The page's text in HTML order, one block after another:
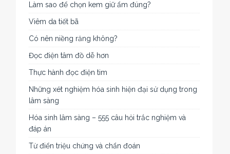
Làm sao để chọn kem giữ ẩm đúng?
Viêm da tiết bã
Có nên niềng răng không?
Đọc điện tâm đồ dễ hơn
Thực hành đọc điện tim
Những xét nghiệm hóa sinh hiện đại sử dụng trong
lâm sàng
Hóa sinh lâm sàng – 555 câu hỏi trắc nghiệm và
đáp án
Từ điển triệu chứng và chẩn đoán